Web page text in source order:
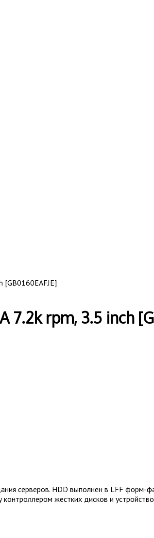
[GB0160EAFJE]
7.2k rpm, 3.5 inch
серверов. HDD выполнен в LFF форм-
жестких дисков и